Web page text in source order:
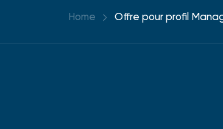
Home Offre pour profil